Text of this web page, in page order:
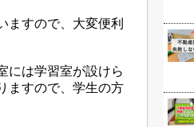
ますので、大変便利
には学習室が設けら
ますので、学生の方